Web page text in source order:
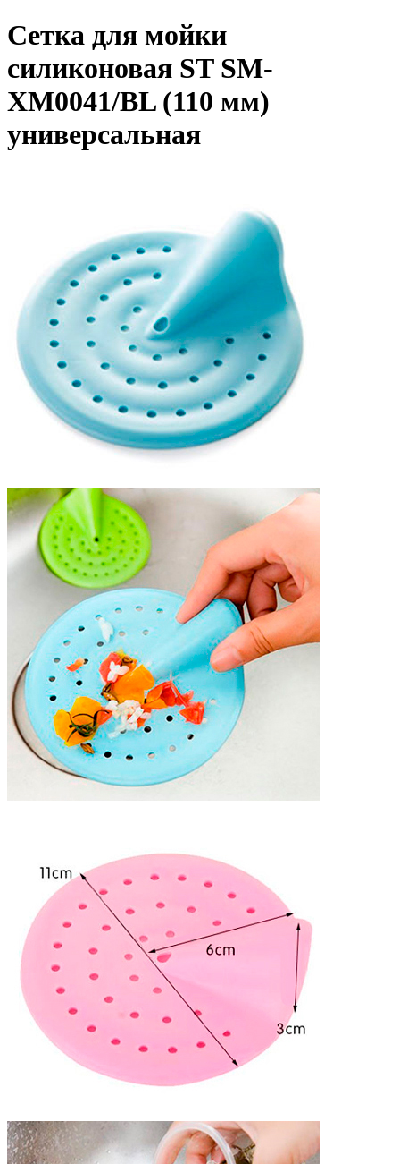
Сетка для мойки
силиконовая ST SM-
XM0041/BL (110 мм)
универсальная